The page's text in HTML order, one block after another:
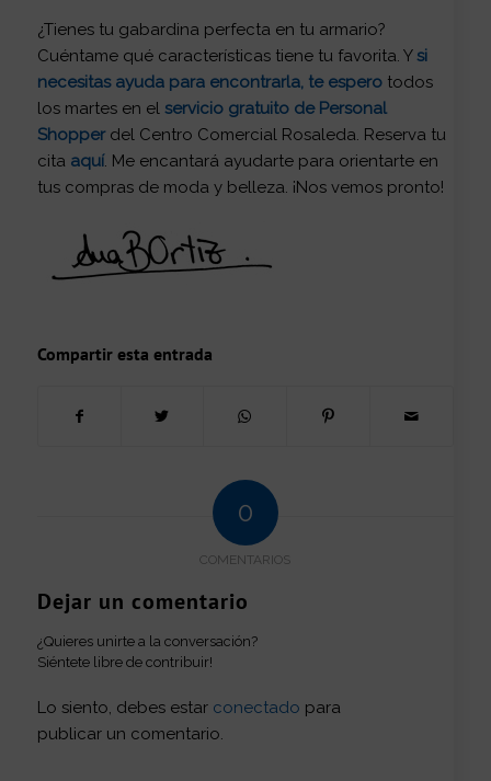
¿Tienes tu gabardina perfecta en tu armario?
Cuéntame qué características tiene tu favorita. Ysi
necesitas ayuda para encontrarla, te esperotodos
los martes en el servicio gratuito de Personal
Shopper del Centro Comercial Rosaleda. Reserva tu
cita aquí. Me encantará ayudarte para orientarte en
tus compras de moda y belleza. ¡Nos vemos pronto!
Compartir esta entrada
0
COMENTARIOS
Dejar un comentario
¿Quieres unirte a la conversación?
Siéntete libre de contribuir!
Lo siento, debes estar conectado para
publicar un comentario.